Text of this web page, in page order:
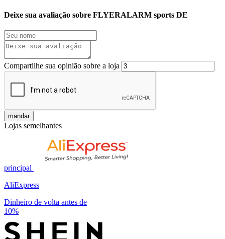
Deixe sua avaliação sobre FLYERALARM sports DE
Compartilhe sua opinião sobre a loja
mandar
Lojas semelhantes
principal
AliExpress
Dinheiro de volta antes de
10%